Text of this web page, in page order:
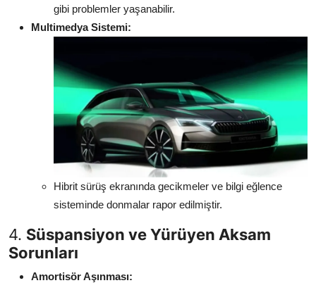
gibi problemler yaşanabilir.
Multimedya Sistemi:
Hibrit sürüş ekranında gecikmeler ve bilgi eğlence
sisteminde donmalar rapor edilmiştir.
4. Süspansiyon ve Yürüyen Aksam
Sorunları
Amortisör Aşınması: